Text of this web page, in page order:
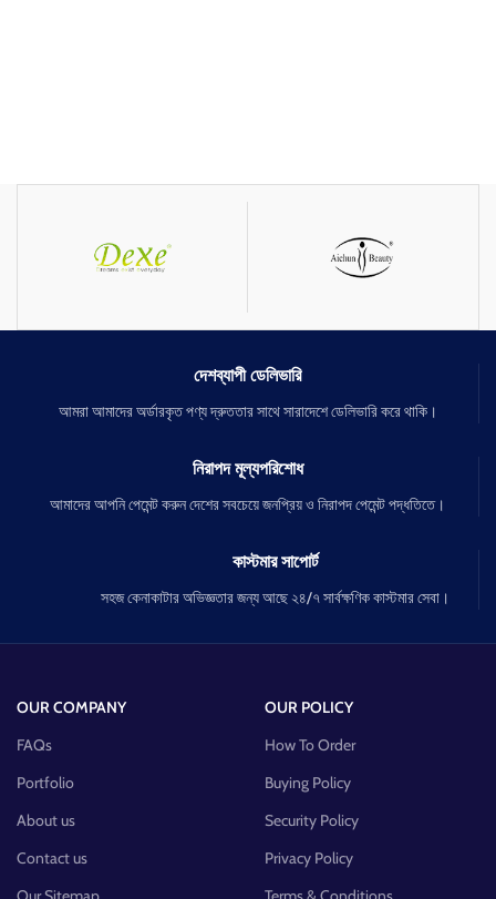
দেশব্যাপী ডেলিভারি
আমরা আমাদের অর্ডারকৃত পণ্য দ্রুততার সাথে সারাদেশে ডেলিভারি করে থাকি।
নিরাপদ মূল্যপরিশোধ
আমাদের আপনি পেমেন্ট করুন দেশের সবচেয়ে জনপ্রিয় ও নিরাপদ পেমেন্ট পদ্ধতিতে।
কাস্টমার সাপোর্ট
সহজ কেনাকাটার অভিজ্ঞতার জন্য আছে ২৪/৭ সার্বক্ষণিক কাস্টমার সেবা।
OUR COMPANY
FAQs
Portfolio
About us
Contact us
OUR POLICY
How To Order
Buying Policy
Security Policy
Privacy Policy